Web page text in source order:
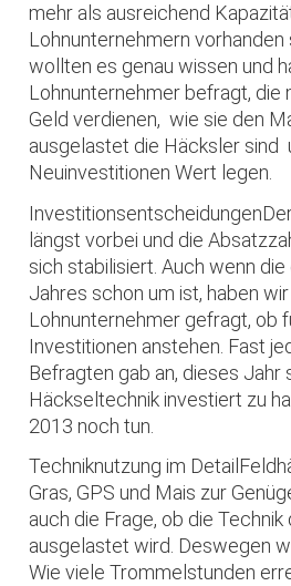
mehr als ausreichend
Lohnunternehmern
wollten es genau wissen und
Lohnunternehmer befragt, die
Geld verdienen, wie sie den
ausgelastet die Häcksler sind
Neuinvestitionen Wert legen.
längst vorbei und die
sich stabilisiert. Auch wenn
Jahres schon um ist, haben
Lohnunternehmer gefragt, ob
Investitionen anstehen. Fast
Befragten gab an, dieses Jahr
Häckseltechnik investiert zu
2013 noch tun.
Techniknutzung im
Gras, GPS und Mais zur
auch die Frage, ob die
ausgelastet wird. Deswegen
Wie viele Trommelstunden